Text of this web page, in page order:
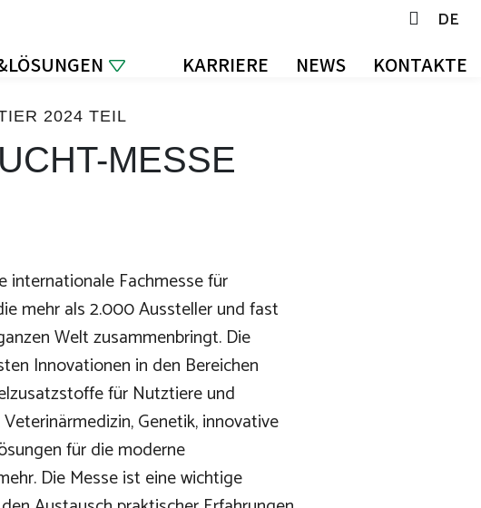
DE
EN
KARRIERE NEWS KONTAKTE
2024 TEIL
MESSE
internationale Fachmesse für
mehr als 2.000 Aussteller und fast
Welt zusammenbringt. Die
Innovationen in den Bereichen
für Nutztiere und
Genetik, innovative
für die moderne
Die Messe ist eine wichtige